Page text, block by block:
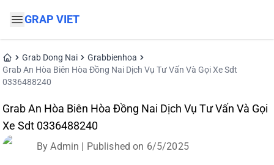
GRAP VIET
Grab Dong Nai
Grabbienhoa
Grab An Hòa Biên Hòa Đồng Nai Dịch Vụ Tư Vấn Và Gọi Xe Sdt
0336488240
Grab An Hòa Biên Hòa Đồng Nai Dịch Vụ Tư Vấn Và Gọi
Xe Sdt 0336488240
ByAdmin | Published on 6/5/2025